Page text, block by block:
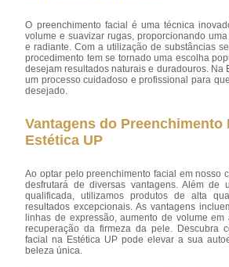
O preenchimento facial é uma técnica
volume e suavizar rugas, proporcionando
e radiante. Com a utilização de substâncias
procedimento tem se tornado uma escolha
desejam resultados naturais e duradouros. Na
um processo cuidadoso e profissional para
desejado.
Vantagens do Preenchimento
Estética UP
Ao optar pelo preenchimento facial em nosso
desfrutará de diversas vantagens. Além de
qualificada, utilizamos produtos de alta
resultados excepcionais. As vantagens
linhas de expressão, aumento de volume em
recuperação da firmeza da pele. Descubra
facial na Estética UP pode elevar a sua
beleza única.